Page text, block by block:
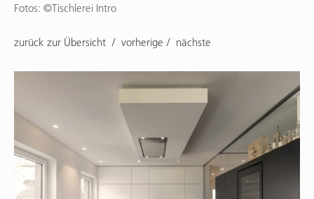
Fotos: ©Tischlerei Intro
zurück zur Übersicht vorherige nächste